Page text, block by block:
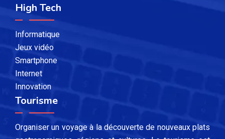
High Tech
Informatique
Jeux vidéo
Smartphone
Internet
Innovation
Tourisme
Organiser un voyage à la découverte de nouveaux plats